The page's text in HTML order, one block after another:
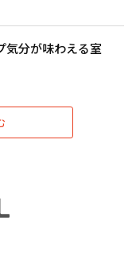
気分が味わえる室